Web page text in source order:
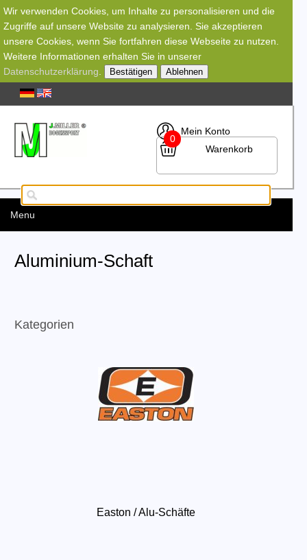
Wir verwenden Cookies, um Inhalte zu personalisieren und die
Zugriffe auf unsere Website zu analysieren. Sie akzeptieren
unsere Cookies, wenn Sie fortfahren diese Webseite zu nutzen.
Weitere Informationen erhalten Sie in unserer
Datenschutzerklärung
Bestätigen Ablehnen
Mein Konto
0
Warenkorb
Menu
Aluminium-Schaft
Kategorien
Easton / Alu-Schäfte